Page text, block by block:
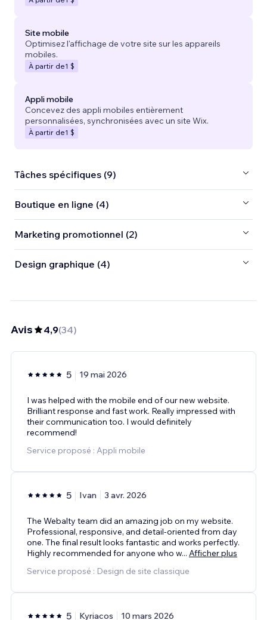
Site mobile
Optimisez l'affichage de votre site sur les appareils
mobiles.
À partir de1 $
Appli mobile
Concevez des appli mobiles entièrement
personnalisées, synchronisées avec un site Wix.
À partir de1 $
Tâches spécifiques (9)
Boutique en ligne (4)
Marketing promotionnel (2)
Design graphique (4)
Avis 4,9(34)
5 19 mai 2026
I was helped with the mobile end of our new website.
Brilliant response and fast work. Really impressed with
their communication too. I would definitely
recommend!
Service proposé : Appli mobile
5 Ivan 3 avr. 2026
The Webalty team did an amazing job on my website.
Professional, responsive, and detail‑oriented from day
one. The final result looks fantastic and works perfectly.
Highly recommended for anyone who w... Afficher plus
Service proposé : Design de site classique
5 Kyriacos 10 mars 2026